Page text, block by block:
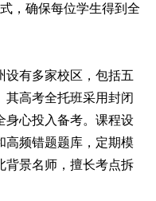
，确保每位学生得到全
设有多家校区，包括五
其高考全托班采用封闭
身心投入备考。课程设
高频错题题库，定期模
背景名师，擅长考点拆